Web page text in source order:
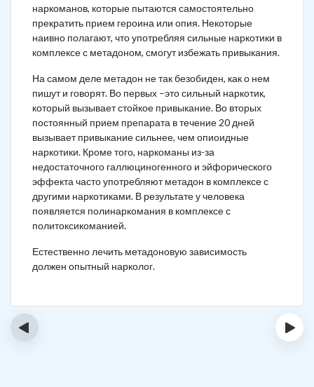
наркоманов, которые пытаются самостоятельно
прекратить прием героина или опия. Некоторые
наивно полагают, что употребляя сильные наркотики в
комплексе с метадоном, смогут избежать привыкания.
На самом деле метадон не так безобиден, как о нем
пишут и говорят. Во первых –это сильный наркотик,
который вызывает стойкое привыкание. Во вторых
постоянный прием препарата в течение 20 дней
вызывает привыкание сильнее, чем опиоидные
наркотики. Кроме того, наркоманы из-за
недостаточного галлюциногенного и эйфорического
эффекта часто употребляют метадон в комплексе с
другими наркотиками. В результате у человека
появляется полинаркомания в комплексе с
политоксикоманией.
Естественно лечить метадоновую зависимость
должен опытный нарколог.
‹ ›